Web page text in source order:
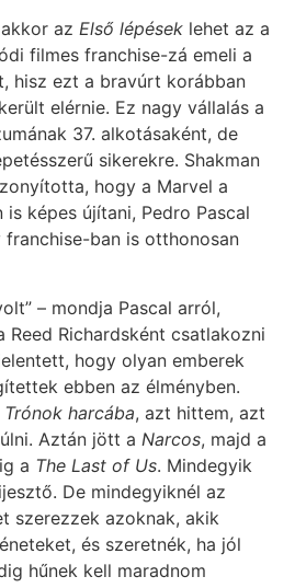
az Első lépések lehet az a
filmes franchise-zá emeli a
hisz ezt a bravúrt korábban
elérnie. Ez nagy vállalás a
37. alkotásaként, de
sikerekre. Shakman
hogy a Marvel a
képes újítani, Pedro Pascal
ban is otthonosan
– mondja Pascal arról,
Reed Richardsként csatlakozni
hogy olyan emberek
ebben az élményben.
Trónok harcába, azt hittem, azt
Aztán jött a Narcos, majd a
a The Last of Us. Mindegyik
De mindegyiknél az
szerezzek azoknak, akik
és szeretnék, ha jól
hűnek kell maradnom